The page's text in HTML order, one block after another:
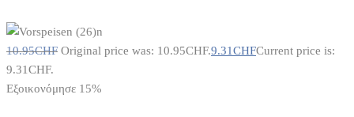
10.95CHF Original price was: 10.95CHF.9.31CHFCurrent price is:
9.31CHF.
Εξοικονόμησε 15%